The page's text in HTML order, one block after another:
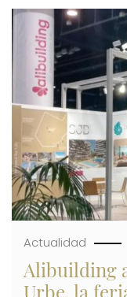
SIMA
CON
SUS
OCHO
DE
600
Y
SU
RESERVA
DE
SUELO
PARA
OTRAS
700
A
MEDIO
PLAZO
Imagen
Actualidad
Alibuilding
Urbe, la